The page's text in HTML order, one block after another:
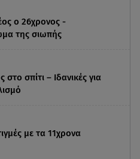
ο 26χρονος -
της σιωπής
σπίτι – Ιδανικές για
με τα 11χρονα